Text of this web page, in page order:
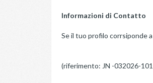
Informazioni di Contatto
Se il tuo profilo corrsiponde
(riferimento: JN -032026-